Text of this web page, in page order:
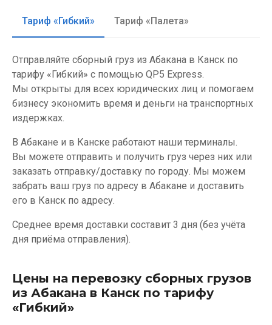
Тариф «Гибкий» Тариф «Палета»
Отправляйте сборный груз из Абакана в Канск по
тарифу «Гибкий» с помощью QP5 Express.
Мы открыты для всех юридических лиц и помогаем
бизнесу экономить время и деньги на транспортных
издержках.
В Абакане и в Канске работают наши терминалы.
Вы можете отправить и получить груз через них или
заказать отправку/доставку по городу. Мы можем
забрать ваш груз по адресу в Абакане и доставить
его в Канск по адресу.
Среднее время доставки составит 3 дня (без учёта
дня приёма отправления).
Цены на перевозку сборных грузов
из Абакана в Канск по тарифу
«Гибкий»